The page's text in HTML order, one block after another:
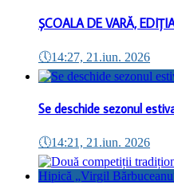
ȘCOALA DE VARĂ,
🕔14:27, 21.iun. 2026
Se deschide sezonul
🕔14:21, 21.iun. 2026